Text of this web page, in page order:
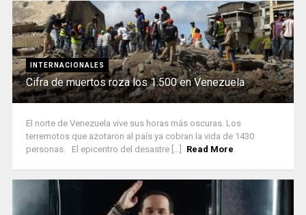
INTERNACIONALES
Cifra de muertos roza los 1.500 en Venezuela
El norte de Venezuela vive sus horas más oscuras. Los
terremotos que azotaron al país ya cobran la vida de 1430
personas. El epicentro del desastre [...]
Read More